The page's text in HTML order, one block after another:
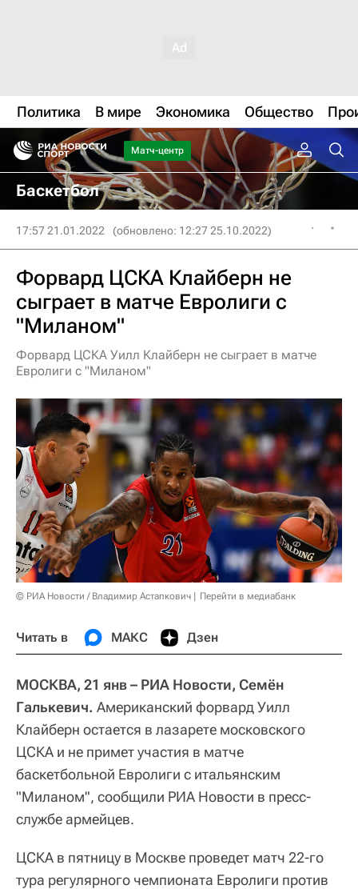
Политика В мире Экономика Общество
Матч-центр
Баскетбол
17:57 21.01.2022 (обновлено: 12:27 25.10.2022)
Форвард ЦСКА Клайберн не
сыграет в матче Евролиги с
"Миланом"
Форвард ЦСКА Уилл Клайберн не сыграет в матче
Евролиги с "Миланом"
© РИА Новости / Владимир Астапкович Перейти в медиабанк
Читать в МАКС Дзен
МОСКВА, 21 янв – РИА Новости, Семён
Галькевич. Американский форвард Уилл
Клайберн остается в лазарете московского
ЦСКА и не примет участия в матче
баскетбольной Евролиги с итальянским
"Миланом", сообщили РИА Новости в пресс-
службе армейцев.
ЦСКА в пятницу в Москве проведет матч 22-го
тура регулярного чемпионата Евролиги против